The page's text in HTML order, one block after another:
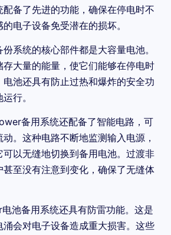
备了先进的功能，确保在停电时不
电子设备免受潜在的损坏。
系统的核心部件都是大容量电池。
大量的能量，使它们能够在停电时
池还具有防止过热和爆炸的安全功
行。
备用系统还配备了智能电路，可
。这种电路不断地监测输入电源，
以无缝地切换到备用电池。过渡非
至没有注意到变化，确保了无缝体
池备用系统还具有防雷功能。这是
会对电子设备造成重大损害。这些